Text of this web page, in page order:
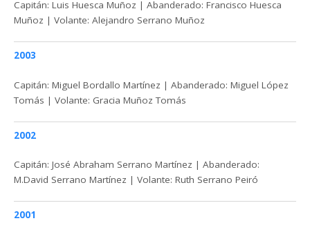
Capitán: Luis Huesca Muñoz | Abanderado: Francisco Huesca
Muñoz | Volante: Alejandro Serrano Muñoz
2003
Capitán: Miguel Bordallo Martínez | Abanderado: Miguel López
Tomás | Volante: Gracia Muñoz Tomás
2002
Capitán: José Abraham Serrano Martínez | Abanderado:
M.David Serrano Martínez | Volante: Ruth Serrano Peiró
2001